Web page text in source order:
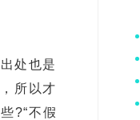
处也是
所以才
?“不假